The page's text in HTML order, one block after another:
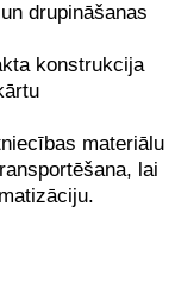
drupināšanas
konstrukcija
materiālu
lai